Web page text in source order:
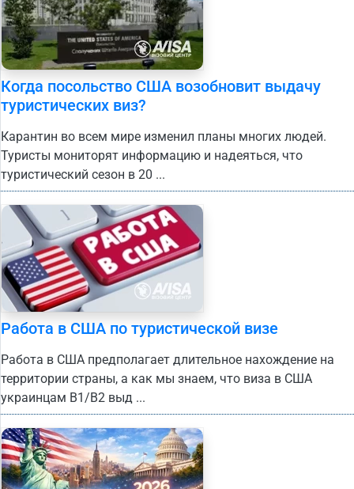
Когда посольство США возобновит выдачу
туристических виз?
Карантин во всем мире изменил планы многих людей.
Туристы мониторят информацию и надеяться, что
туристический сезон в 20 ...
Работа в США по туристической визе
Работа в США предполагает длительное нахождение на
территории страны, а как мы знаем, что виза в США
украинцам B1/B2 выд ...